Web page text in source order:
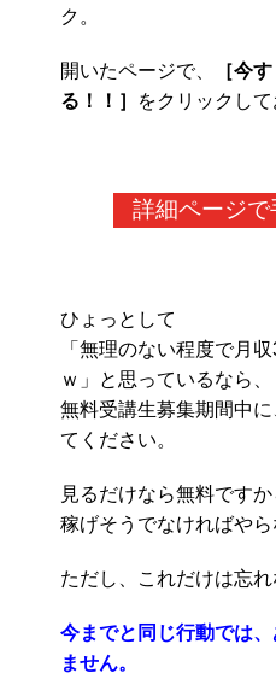
ク。
開いたページで、
［今
る！！］
をクリックして
詳細ページで
ひょっとして
「無理のない程度で月
ｗ」と思っているなら、
無料受講生募集期間中
てください。
見るだけなら無料ですか
稼げそうでなければやら
ただし、これだけは忘れ
今までと同じ行動では
ません。